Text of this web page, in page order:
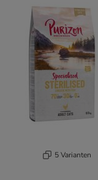
5 Varianten